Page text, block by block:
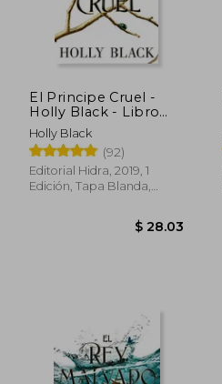
El Principe Cruel -
Holly Black - Libro
Físico
Holly Black
(92)
Editorial Hidra, 2019, 1
Edición, Tapa Blanda,